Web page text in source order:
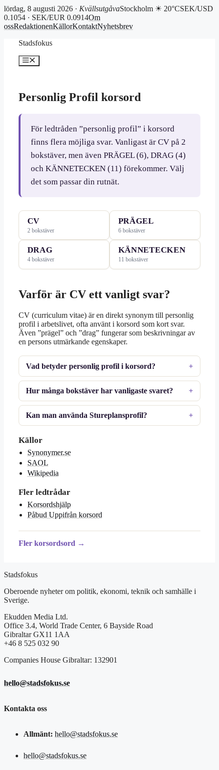
lördag, 8 augusti 2026 · KvällsutgåvaStockholm ☀ 20°CSEK/USD
0.1054 · SEK/EUR 0.0914Om
ossRedaktionenKällorKontaktNyhetsbrev
Stadsfokus
Meny
Personlig Profil korsord
För ledtråden ”personlig profil” i korsord
finns flera möjliga svar. Vanligast är CV på 2
bokstäver, men även PRÄGEL (6), DRAG (4)
och KÄNNETECKEN (11) förekommer. Välj
det som passar din rutnät.
CV
2 bokstäver
PRÄGEL
6 bokstäver
DRAG
4 bokstäver
KÄNNETECKEN
11 bokstäver
Varför är CV ett vanligt svar?
CV (curriculum vitae) är en direkt synonym till personlig
profil i arbetslivet, ofta använt i korsord som kort svar.
Även ”prägel” och ”drag” fungerar som beskrivningar av
en persons utmärkande egenskaper.
Vad betyder personlig profil i korsord?
Hur många bokstäver har vanligaste svaret?
Kan man använda Stureplansprofil?
Källor
Synonymer.se
SAOL
Wikipedia
Fler ledtrådar
Korsordshjälp
Påbud Uppifrån korsord
Fler korsordsord →
Stadsfokus
Oberoende nyheter om politik, ekonomi, teknik och samhälle i
Sverige.
Ekudden Media Ltd.
Office 3.4, World Trade Center, 6 Bayside Road
Gibraltar GX11 1AA
+46 8 525 032 90
Companies House Gibraltar: 132901
hello@stadsfokus.se
Kontakta oss
Allmänt: hello@stadsfokus.se
hello@stadsfokus.se